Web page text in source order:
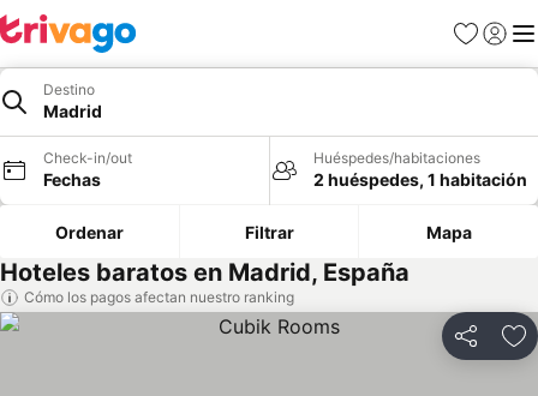
Favoritos
Iniciar
Destino
Madrid
Check-in/out
Fechas
Huéspedes/habitaciones
2 huéspedes, 1 habitación
Ordenar Filtrar Mapa
Hoteles baratos en Madrid, España
Cómo los pagos afectan nuestro ranking
Compartir